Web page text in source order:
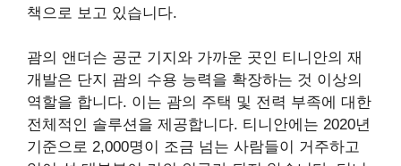
책으로 보고 있습니다.
괌의 앤더슨 공군 기지와 가까운 곳인 티니안의 재
개발은 단지 괌의 수용 능력을 확장하는 것 이상의
역할을 합니다. 이는 괌의 주택 및 전력 부족에 대한
전체적인 솔루션을 제공합니다. 티니안에는 2020년
기준으로 2,000명이 조금 넘는 사람들이 거주하고